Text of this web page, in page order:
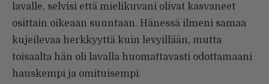
lavalle, selvisi että mielikuvani olivat kasvaneet
osittain oikeaan suuntaan. Hänessä ilmeni samaa
kujeilevaa herkkyyttä kuin levyillään, mutta
toisaalta hän oli lavalla huomattavasti odottamaani
hauskempi ja omituisempi.